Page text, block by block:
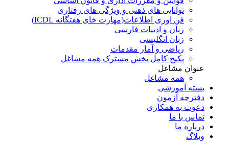
توانایی های ذهنی و ویژگی های رفتاری
فن اوری اطلاعات(مهارت خای هفتگانه ICDL)
زبان و ادبیات فارسی
زبان انگلیسی
ریاضی و آمار مقدمات
پکیج کامل بخش مشترک همه مشاغل
عنوان مشاغل
همه مشاغل
بسته آموزشی
دفترچه آزمون
دعوت به همکاری
تماس با ما
درباره ما
وبلاگ